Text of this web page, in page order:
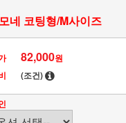
네 코팅형/M사이즈
82,000원
(조건)